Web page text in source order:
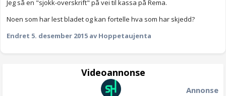
Jeg så en "sjokk-overskrift" på vei til kassa på Rema.
Noen som har lest bladet og kan fortelle hva som har skjedd?
Endret 5. desember 2015 av Hoppetaujenta
Videoannonse
Annonse